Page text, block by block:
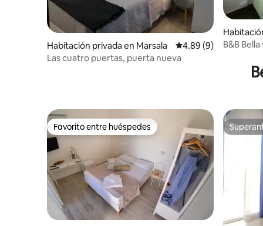
Habitación privada en Marsala Calificación
4.89 (9)
Las cuatro puertas, puerta nueva
B&B
Favorito entre huéspedes
Favorito entre huéspedes